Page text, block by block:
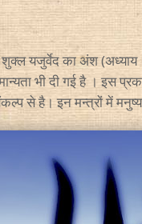
यजुर्वेद का अंश (अध्याय
भी दी गई है । इस
से है। इन मन्त्रों में